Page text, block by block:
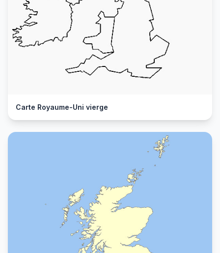
Carte Royaume-Uni vierge